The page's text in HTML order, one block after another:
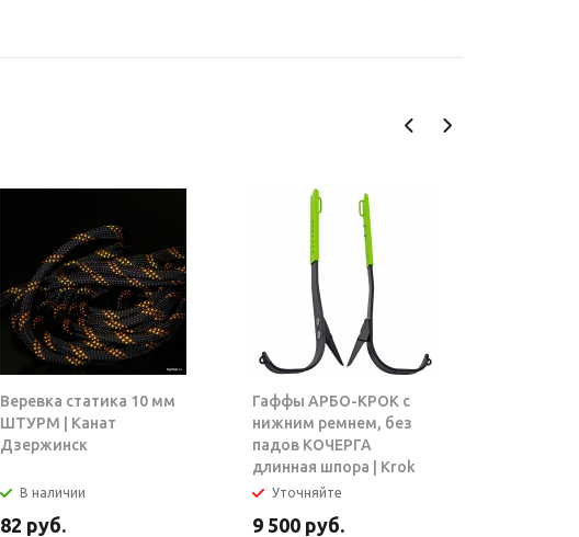
Веревка статика 10 мм
ШТУРМ | Канат
Дзержинск
В наличии
82 руб.
Гаффы АРБО-КРОК с
нижним ремнем, без
падов КОЧЕРГА
длинная шпора | Krok
Уточняйте
9 500 руб.